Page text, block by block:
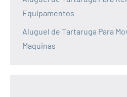
Equipamentos
Aluguel de Tartaruga Para
Maquinas